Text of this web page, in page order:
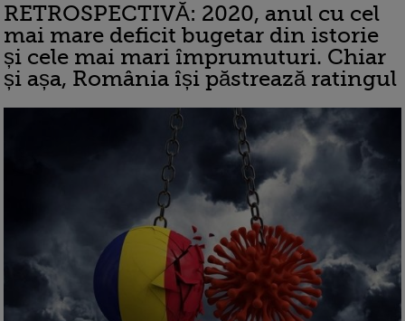
RETROSPECTIVĂ: 2020, anul cu cel
mai mare deficit bugetar din istorie
și cele mai mari împrumuturi. Chiar
și așa, România își păstrează ratingul